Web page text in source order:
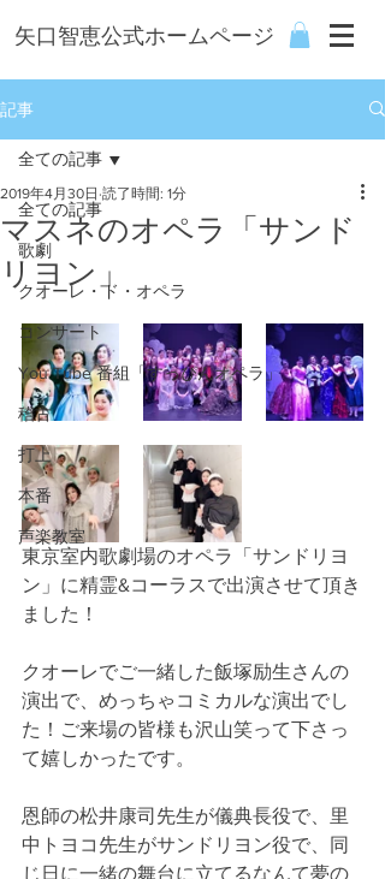
矢口智恵公式ホームページ
記事
全ての記事
歌劇
クオーレ・ド・オペラ
コンサート
You Tube 番組「すっぴんオペラ」
稽古
打上
本番
声楽教室
全ての記事
マスネのオペラ「サンド
リヨン」
2019年4月30日 読了時間: 1分
東京室内歌劇場のオペラ「サンドリヨ
ン」に精霊&コーラスで出演させて頂き
ました！
クオーレでご一緒した飯塚励生さんの
演出で、めっちゃコミカルな演出でし
た！ご来場の皆様も沢山笑って下さっ
て嬉しかったです。
恩師の松井康司先生が儀典長役で、里
中トヨコ先生がサンドリヨン役で、同
じ日に一緒の舞台に立てるなんて夢の